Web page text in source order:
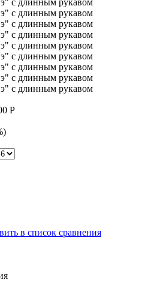
Р
в список сравнения